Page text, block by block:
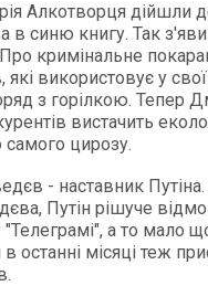
Алкотворця дійшли
в синю книгу. Так
кримінальне
які використовує у
з горілкою. Тепер
вистачить
самого цирозу.
- наставник
Путін рішуче
"Телеграмі", а то мало
останні місяці теж